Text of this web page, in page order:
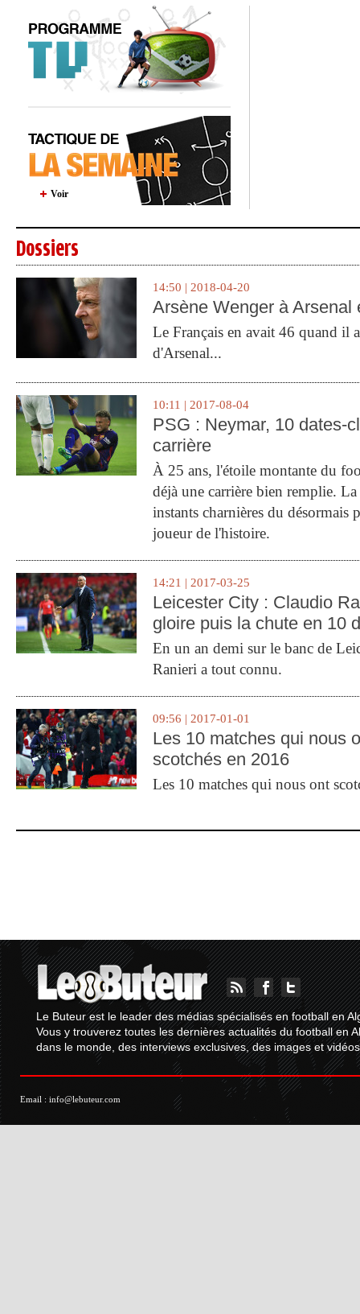
Voir
Dossiers
14:50 | 2018-04-20
Arsène Wenger à Arsenal
Le Français en avait 46 quand il
d'Arsenal...
10:11 | 2017-08-04
PSG : Neymar, 10 dates-
carrière
À 25 ans, l'étoile montante du
déjà une carrière bien remplie.
instants charnières du désormais
joueur de l'histoire.
14:21 | 2017-03-25
Leicester City : Claudio
gloire puis la chute en 10
En un an demi sur le banc de
Ranieri a tout connu.
09:56 | 2017-01-01
Les 10 matches qui nous
scotchés en 2016
Les 10 matches qui nous ont
Le Buteur est le leader des médias spécialisés en football en
Vous y trouverez toutes les dernières actualités du football en
dans le monde, des interviews exclusives, des images et
Email : info@lebuteur.com